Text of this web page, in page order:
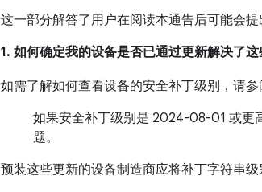
这一部分解答了用户在阅读本通告后可能会提
1. 如何确定我的设备是否已通过更新解决了这
如需了解如何查看设备的安全补丁级别，请参
如果安全补丁级别是 2024-08-01 或更
题。
预装这些更新的设备制造商应将补丁字符串级